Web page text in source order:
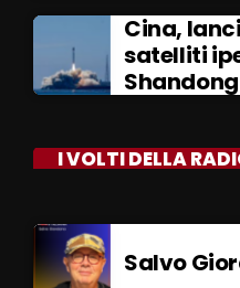
Cina,
satelliti
Shandong
I VOLTI DELLA
Salvo